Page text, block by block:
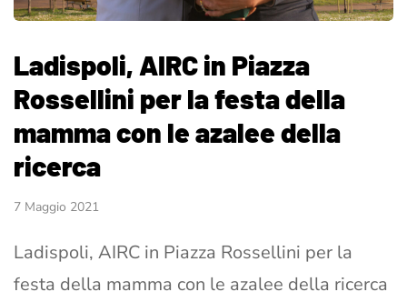
Ladispoli, AIRC in Piazza
Rossellini per la festa della
mamma con le azalee della
ricerca
7 Maggio 2021
Ladispoli, AIRC in Piazza Rossellini per la
festa della mamma con le azalee della ricerca